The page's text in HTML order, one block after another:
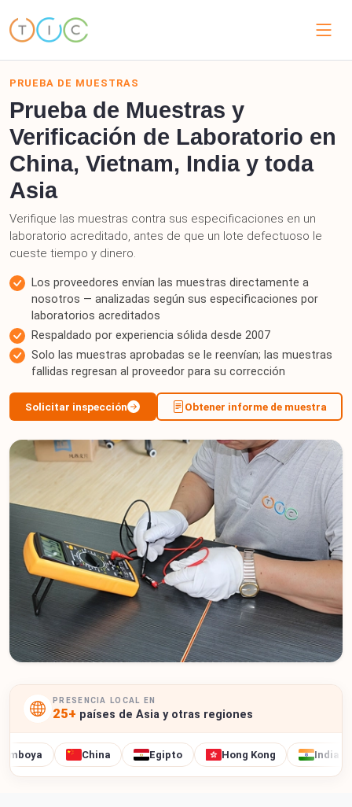
PRUEBA DE MUESTRAS
Prueba de Muestras y
Verificación de Laboratorio en
China, Vietnam, India y toda
Asia
Verifique las muestras contra sus especificaciones en un
laboratorio acreditado, antes de que un lote defectuoso le
cueste tiempo y dinero.
Los proveedores envían las muestras directamente a
nosotros — analizadas según sus especificaciones por
laboratorios acreditados
Respaldado por experiencia sólida desde 2007
Solo las muestras aprobadas se le reenvían; las muestras
fallidas regresan al proveedor para su corrección
Solicitar inspección Obtener informe de muestra
PRESENCIA LOCAL EN
25+ países de Asia y otras regiones
China Egipto Hong Kong India